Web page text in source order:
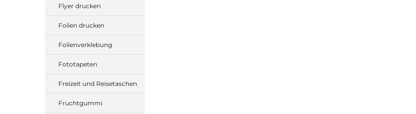
Flyer drucken
Folien drucken
Folienverklebung
Fototapeten
Freizeit und Reisetaschen
Fruchtgummi